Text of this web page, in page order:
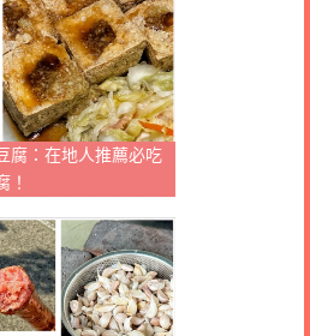
腐：在地人推薦必吃
！